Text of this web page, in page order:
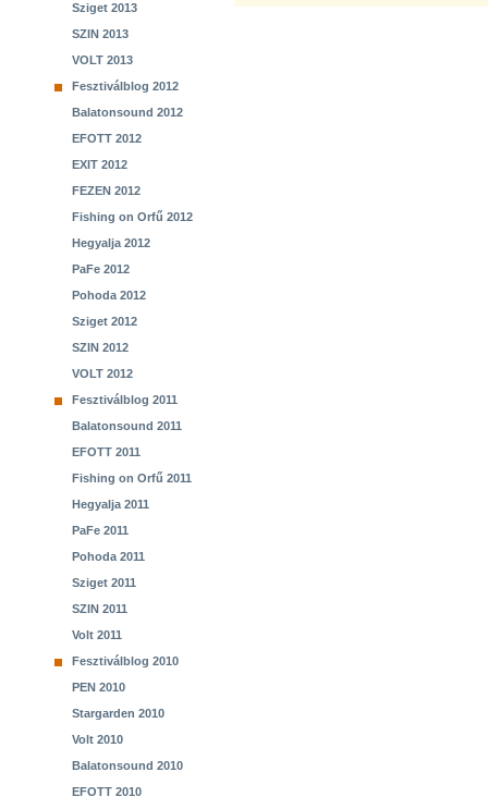
Sziget 2013
SZIN 2013
VOLT 2013
Fesztiválblog 2012
Balatonsound 2012
EFOTT 2012
EXIT 2012
FEZEN 2012
Fishing on Orfű 2012
Hegyalja 2012
PaFe 2012
Pohoda 2012
Sziget 2012
SZIN 2012
VOLT 2012
Fesztiválblog 2011
Balatonsound 2011
EFOTT 2011
Fishing on Orfű 2011
Hegyalja 2011
PaFe 2011
Pohoda 2011
Sziget 2011
SZIN 2011
Volt 2011
Fesztiválblog 2010
PEN 2010
Stargarden 2010
Volt 2010
Balatonsound 2010
EFOTT 2010